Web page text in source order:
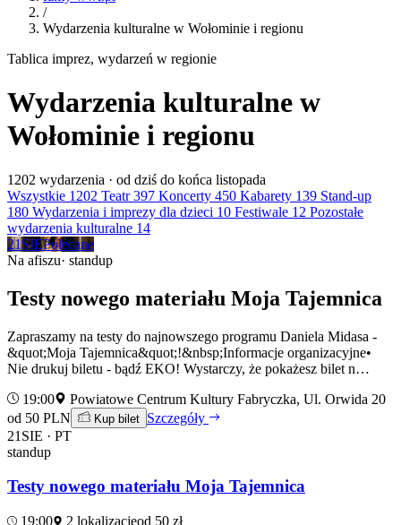
/
Wydarzenia kulturalne w Wołominie i regionu
Tablica imprez, wydarzeń w regionie
Wydarzenia kulturalne w
Wołominie i regionu
1202 wydarzenia · od dziś do końca listopada
Wszystkie 1202 Teatr397 Koncerty 450 Kabarety 139 Stand-up
180 Wydarzenia i imprezy dla dzieci 10 Festiwale 12 Pozostałe
wydarzenia kulturalne 14
21 SIEPolecane
Na afiszu· standup
Testy nowego materiału Moja Tajemnica
Zapraszamy na testy do najnowszego programu Daniela Midasa -
&quot;Moja Tajemnica&quot;!&nbsp;Informacje organizacyjne•
Nie drukuj biletu - bądź EKO! Wystarczy, że pokażesz bilet n…
19:00
Powiatowe Centrum Kultury Fabryczka, Ul. Orwida 20
od 50 PLN
Kup bilet Szczegóły
21 SIE · PT
standup
Testy nowego materiału Moja Tajemnica
19:00 2 lokalizacjeod 50 zł